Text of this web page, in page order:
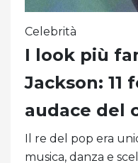
Celebrità
I look più
Jackson: 11
audace del
Il re del pop era
musica, danza e